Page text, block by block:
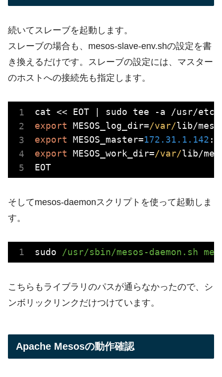
続いてスレーブを起動します。
スレーブの場合も、mesos-slave-env.shの設定を書
き換えるだけです。スレーブの設定には、マスター
のホストへの接続先も指定します。
export MESOS_log_dir=/var/
export MESOS_master=172.31 .1 .142 :
export MESOS_work_dir=/var/lib/
そしてmesos-daemonスクリプトを使って起動しま
す。
sudo /usr/sbin/mesos-daemon.sh
こちらもライブラリのパスが通らなかったので、シ
ンボリックリンクだけつけています。
Apache Mesosの動作確認